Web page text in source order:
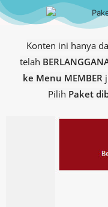
Konten ini hanya
telah
ke Menu MEMBER
Pilih Paket